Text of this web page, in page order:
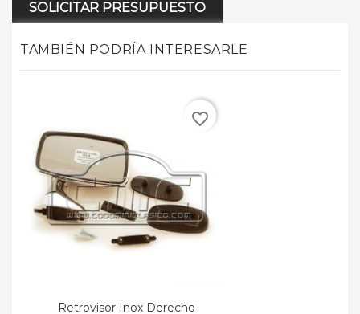
SOLICITAR PRESUPUESTO
TAMBIÉN PODRÍA INTERESARLE
Retrovisor Inox Derecho
favorite_border